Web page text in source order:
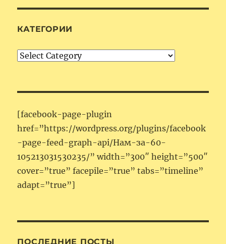
КАТЕГОРИИ
Категории
[facebook-page-plugin
href=”https://wordpress.org/plugins/facebook
-page-feed-graph-api/Нам-за-60-
105213031530235/” width=”300″ height=”500″
cover=”true” facepile=”true” tabs=”timeline”
adapt=”true”]
ПОСЛЕДНИЕ ПОСТЫ